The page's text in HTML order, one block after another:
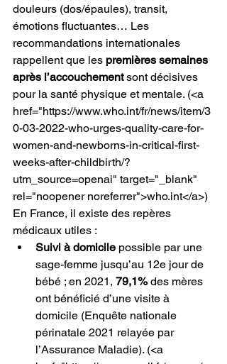
douleurs (dos/épaules), transit,
émotions fluctuantes… Les
recommandations internationales
rappellent que les premières semaines
après l’accouchement sont décisives
pour la santé physique et mentale. (<a
href="https://www.who.int/fr/news/item/3
0-03-2022-who-urges-quality-care-for-
women-and-newborns-in-critical-first-
weeks-after-childbirth/?
utm_source=openai" target="_blank"
rel="noopener noreferrer">who.int</a>)
En France, il existe des repères
médicaux utiles :
Suivi à domicile possible par une
sage-femme jusqu’au 12e jour de
bébé ; en 2021, 79,1% des mères
ont bénéficié d’une visite à
domicile (Enquête nationale
périnatale 2021 relayée par
l’Assurance Maladie). (<a